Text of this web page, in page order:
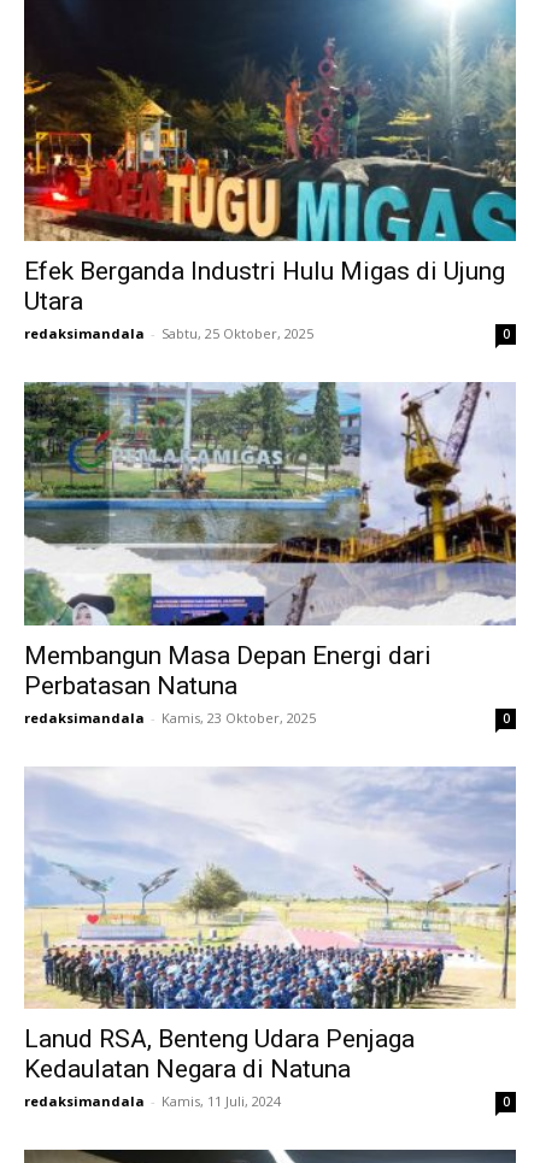
Efek Berganda Industri Hulu Migas di Ujung
Utara
redaksimandala - Sabtu, 25 Oktober, 2025 0
Membangun Masa Depan Energi dari
Perbatasan Natuna
redaksimandala - Kamis, 23 Oktober, 2025 0
Lanud RSA, Benteng Udara Penjaga
Kedaulatan Negara di Natuna
redaksimandala - Kamis, 11 Juli, 2024 0